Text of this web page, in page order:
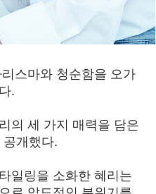
스마와 청순함을 오가
.
의 세 가지 매력을 담은
개했다.
일링을 소화한 혜리는